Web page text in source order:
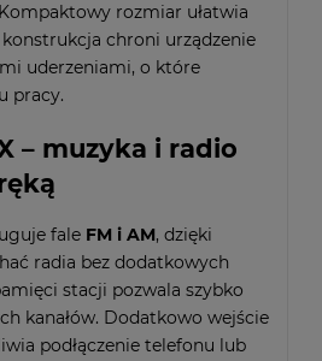
rozmiar ułatwia
chroni urządzenie
uderzeniami, o które
pracy.
– muzyka i radio
fale FM i AM, dzięki
radia bez dodatkowych
stacji pozwala szybko
kanałów. Dodatkowo wejście
podłączenie telefonu lub